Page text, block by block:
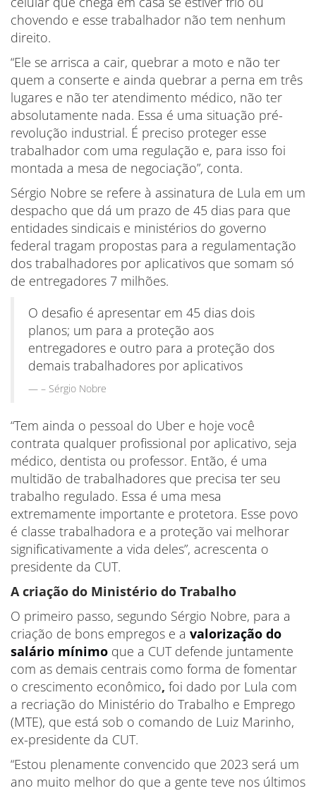
chovendo e esse trabalhador não tem nenhum
direito.
“Ele se arrisca a cair, quebrar a moto e não ter
quem a conserte e ainda quebrar a perna em três
lugares e não ter atendimento médico, não ter
absolutamente nada. Essa é uma situação pré-
revolução industrial. É preciso proteger esse
trabalhador com uma regulação e, para isso foi
montada a mesa de negociação”, conta.
Sérgio Nobre se refere à assinatura de Lula em um
despacho que dá um prazo de 45 dias para que
entidades sindicais e ministérios do governo
federal tragam propostas para a regulamentação
dos trabalhadores por aplicativos que somam só
de entregadores 7 milhões.
O desafio é apresentar em 45 dias dois
planos; um para a proteção aos
entregadores e outro para a proteção dos
demais trabalhadores por aplicativos
– Sérgio Nobre
“Tem ainda o pessoal do Uber e hoje você
contrata qualquer profissional por aplicativo, seja
médico, dentista ou professor. Então, é uma
multidão de trabalhadores que precisa ter seu
trabalho regulado. Essa é uma mesa
extremamente importante e protetora. Esse povo
é classe trabalhadora e a proteção vai melhorar
significativamente a vida deles”, acrescenta o
presidente da CUT.
A criação do Ministério do Trabalho
O primeiro passo, segundo Sérgio Nobre, para a
criação de bons empregos e a valorização do
salário mínimo que a CUT defende juntamente
com as demais centrais como forma de fomentar
o crescimento econômico, foi dado por Lula com
a recriação do Ministério do Trabalho e Emprego
(MTE), que está sob o comando de Luiz Marinho,
ex-presidente da CUT.
“Estou plenamente convencido que 2023 será um
ano muito melhor do que a gente teve nos últimos